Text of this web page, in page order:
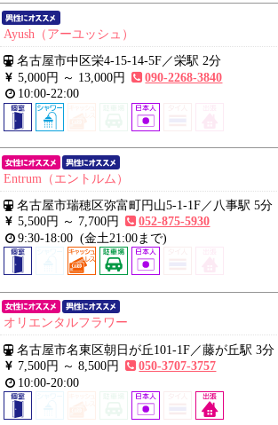
Ayush（アーユッシュ）
名古屋市中区栄4-15-14-5F／栄駅 2分
5,000円 ～ 13,000円
090-2268-3840
10:00-22:00
Entrum（エントルム）
名古屋市瑞穂区弥富町円山5-1-1F／ 八事駅 5分
5,500円 ～ 7,700円
052-875-5930
9:30-18:00 (金土21:00まで)
オリエンタルフラワー
名古屋市名東区朝日が丘101-1F／藤が丘駅 3分
7,500円 ～8,500円
050-3707-3757
10:00-20:00